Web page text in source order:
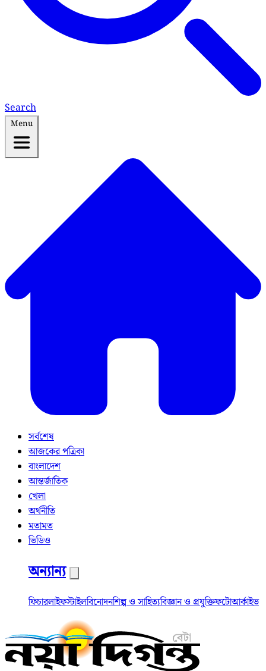
Search
Menu
সর্বশেষ
আজকের পত্রিকা
বাংলাদেশ
আন্তর্জাতিক
খেলা
অর্থনীতি
মতামত
ভিডিও
অন্যান্য
ফিচারলাইফস্টাইলবিনোদনশিল্প ও সাহিত্যবিজ্ঞান ও প্রযুক্তিফটোআর্কাইভ